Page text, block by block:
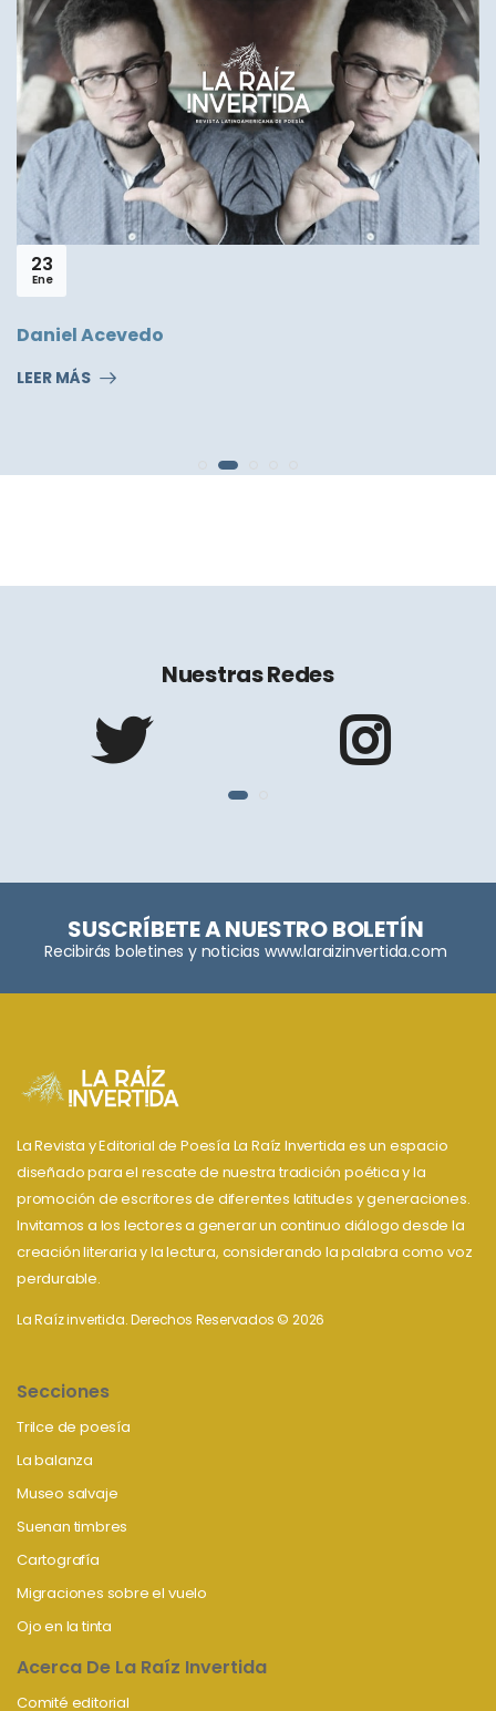
23
Ene
Daniel Acevedo
LEER MÁS
Nuestras Redes
SUSCRÍBETE A NUESTRO BOLETÍN
Recibirás boletines y noticias www.laraizinvertida.com
La Revista y Editorial de Poesía La Raíz Invertida es un espacio
diseñado para el rescate de nuestra tradición poética y la
promoción de escritores de diferentes latitudes y generaciones.
Invitamos a los lectores a generar un continuo diálogo desde la
creación literaria y la lectura, considerando la palabra como voz
perdurable.
La Raíz invertida. Derechos Reservados © 2026
Secciones
Trilce de poesía
La balanza
Museo salvaje
Suenan timbres
Cartografía
Migraciones sobre el vuelo
Ojo en la tinta
Acerca De La Raíz Invertida
Comité editorial